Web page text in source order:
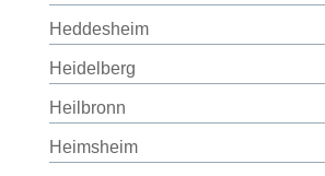
Heddesheim
Heidelberg
Heilbronn
Heimsheim